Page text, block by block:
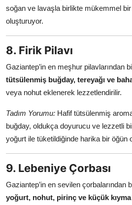
soğan ve lavaşla birlikte mükemmel
oluşturuyor.
8. Firik Pilavı
Gaziantep’in en meşhur pilavlarından
tütsülenmiş buğday, tereyağı ve
veya nohut eklenerek lezzetlendirilir.
Tadım Yorumu: Hafif tütsülenmiş
buğday, oldukça doyurucu ve lezzetli
yoğurt ile tüketildiğinde harika bir öğün
9. Lebeniye Çorbası
Gaziantep’in en sevilen çorbalarından
yoğurt, nohut, pirinç ve küçük kıyma